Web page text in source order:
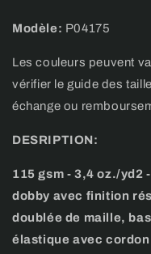
Modèle: P04175
Les couleurs peuvent
vérifier le guide des
échange ou
DESRIPTION:
115 gsm - 3,4 oz./yd2
dobby avec finition
doublée de maille,
élastique avec